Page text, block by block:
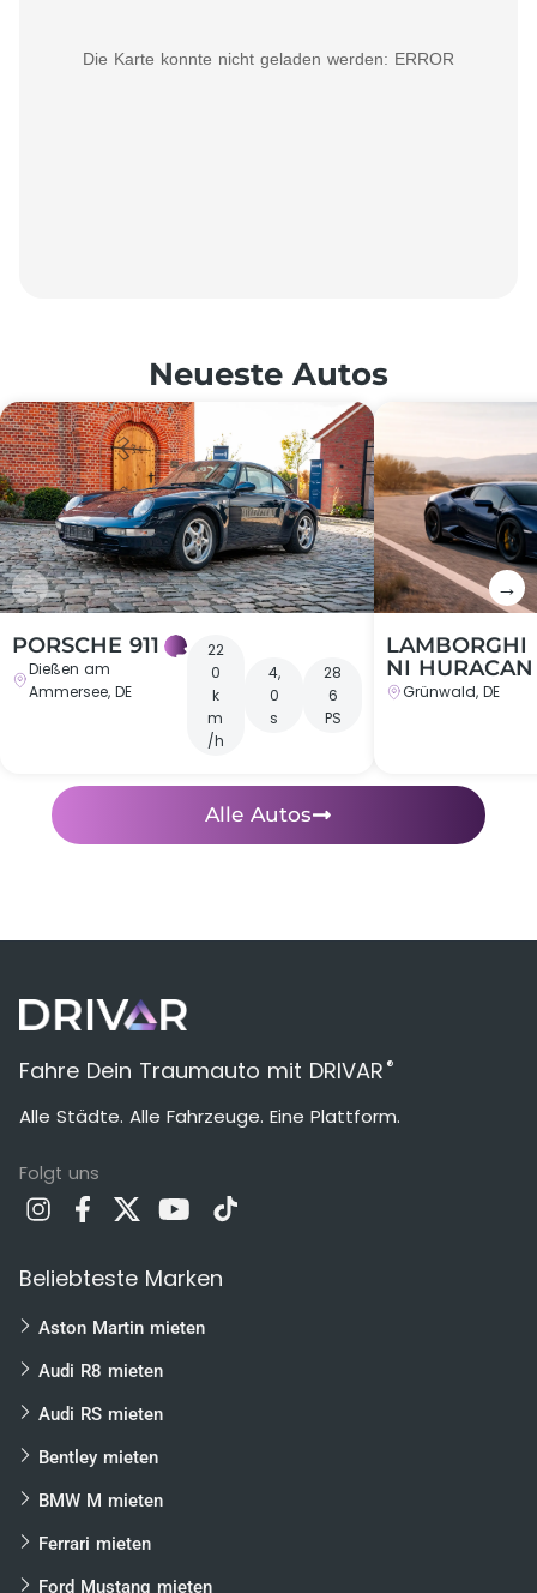
Die Karte konnte nicht geladen werden: ERROR
Neueste Autos
←
PORSCHE 911
Dießen am
Ammersee, DE
22
0
k
m
/h
4,
0
s
28
6
PS
LAMBORGHI
NI HURACAN
Grünwald, DE
→
Alle Autos
Fahre Dein Traumauto mit DRIVAR ®
Alle Städte. Alle Fahrzeuge. Eine Plattform.
Folgt uns
Beliebteste Marken
Aston Martin mieten
Audi R8 mieten
Audi RS mieten
Bentley mieten
BMW M mieten
Ferrari mieten
Ford Mustang mieten